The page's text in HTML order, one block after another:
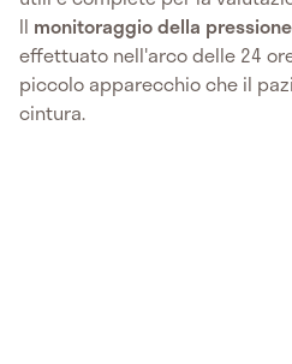
Il monitoraggio della
effettuato nell'arco delle 24
piccolo apparecchio che il
cintura.